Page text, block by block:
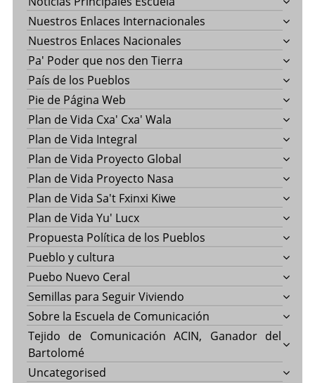
Nuestros Enlaces Internacionales
Nuestros Enlaces Nacionales
Pa' Poder que nos den Tierra
País de los Pueblos
Pie de Página Web
Plan de Vida Cxa' Cxa' Wala
Plan de Vida Integral
Plan de Vida Proyecto Global
Plan de Vida Proyecto Nasa
Plan de Vida Sa't Fxinxi Kiwe
Plan de Vida Yu' Lucx
Propuesta Política de los Pueblos
Pueblo y cultura
Puebo Nuevo Ceral
Semillas para Seguir Viviendo
Sobre la Escuela de Comunicación
Tejido de Comunicación ACIN, Ganador del
Bartolomé
Uncategorised